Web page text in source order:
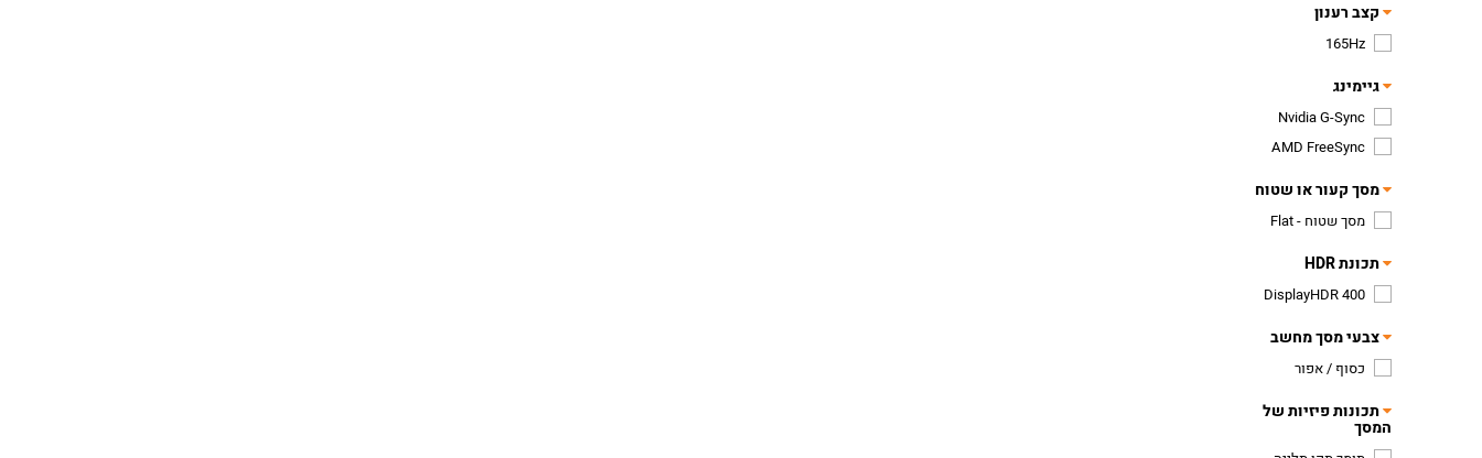
קצב רענון
165Hz
גיימינג
Nvidia G-Sync
AMD FreeSync
מסך קעור או שטוח
מסך שטוח - Flat
תכונת HDR
DisplayHDR 400
צבעי מסך מחשב
כסוף / אפור
תכונות פיזיות של
המסך